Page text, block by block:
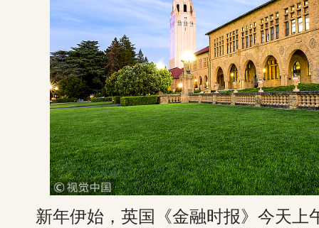
新年伊始，英国《金融时报》今天上